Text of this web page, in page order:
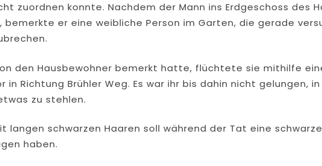
zuordnen konnte. Nachdem der Mann ins Erdgeschoss des
bemerkte er eine weibliche Person im Garten, die gerade
den Hausbewohner bemerkt hatte, flüchtete sie mithilfe
Richtung Brühler Weg. Es war ihr bis dahin nicht gelungen, in
zu stehlen.
langen schwarzen Haaren soll während der Tat eine
haben.